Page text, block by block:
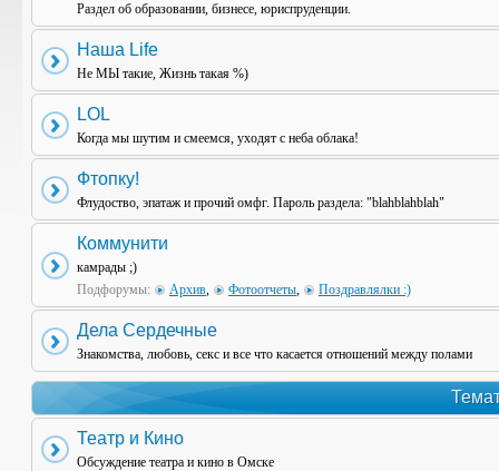
Раздел об образовании, бизнесе, юриспруденции.
Наша Life
Не МЫ такие, Жизнь такая %)
LOL
Когда мы шутим и смеемся, уходят с неба облака!
Фтопку!
Флудоство, эпатаж и прочий омфг. Пароль раздела: "blahblahblah"
Коммунити
камрады ;)
Подфорумы:
Архив, Фотоотчеты, Поздравлялки :)
Дела Сердечные
Знакомства, любовь, секс и все что касается отношений между полами
Театр и Кино
Обсуждение театра и кино в Омске